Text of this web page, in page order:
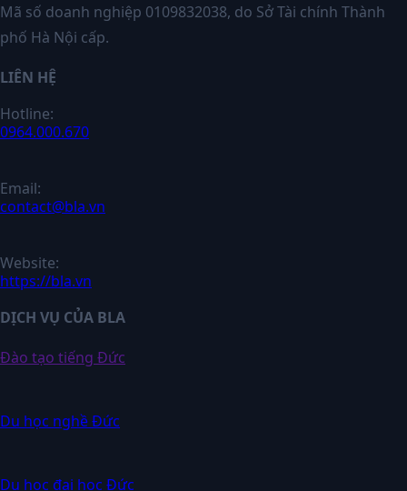
Mã số doanh nghiệp 0109832038, do Sở Tài chính Thành
phố Hà Nội cấp.
LIÊN HỆ
Hotline:
0964.000.670
Email:
contact@bla.vn
Website:
https://bla.vn
DỊCH VỤ CỦA BLA
Đào tạo tiếng Đức
Du học nghề Đức
Du học đại học Đức